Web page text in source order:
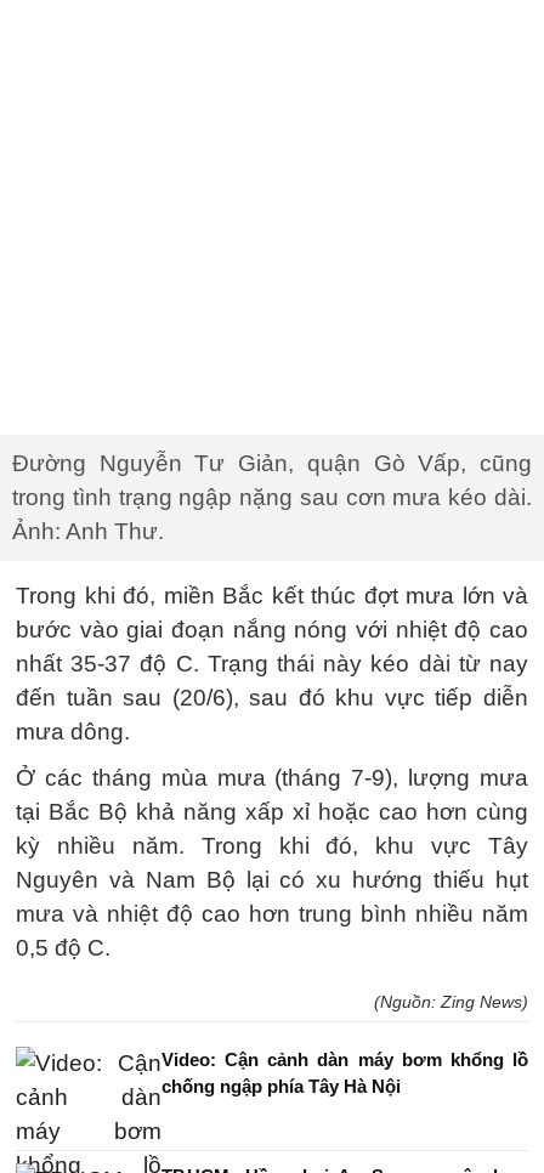
Đường Nguyễn Tư Giản, quận Gò Vấp, cũng
trong tình trạng ngập nặng sau cơn mưa kéo dài.
Ảnh: Anh Thư.
Trong khi đó, miền Bắc kết thúc đợt mưa lớn và
bước vào giai đoạn nắng nóng với nhiệt độ cao
nhất 35-37 độ C. Trạng thái này kéo dài từ nay
đến tuần sau (20/6), sau đó khu vực tiếp diễn
mưa dông.
Ở các tháng mùa mưa (tháng 7-9), lượng mưa
tại Bắc Bộ khả năng xấp xỉ hoặc cao hơn cùng
kỳ nhiều năm. Trong khi đó, khu vực Tây
Nguyên và Nam Bộ lại có xu hướng thiếu hụt
mưa và nhiệt độ cao hơn trung bình nhiều năm
0,5 độ C.
(Nguồn: Zing News)
Video: Cận cảnh dàn máy bơm khổng lồ
chống ngập phía Tây Hà Nội